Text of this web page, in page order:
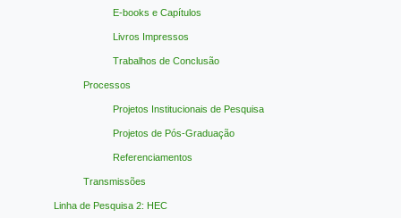
E-books e Capítulos
Livros Impressos
Trabalhos de Conclusão
Processos
Projetos Institucionais de Pesquisa
Projetos de Pós-Graduação
Referenciamentos
Transmissões
Linha de Pesquisa 2: HEC